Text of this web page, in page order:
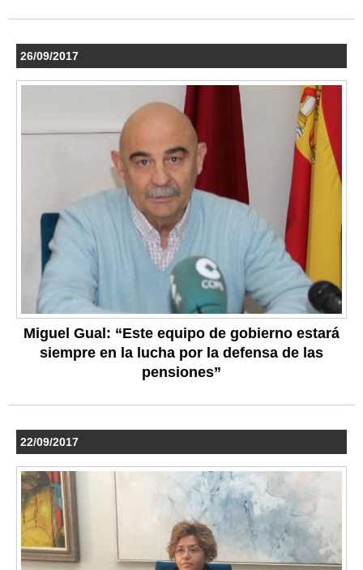
26/09/2017
Miguel Gual: “Este equipo de gobierno estará
siempre en la lucha por la defensa de las
pensiones”
22/09/2017